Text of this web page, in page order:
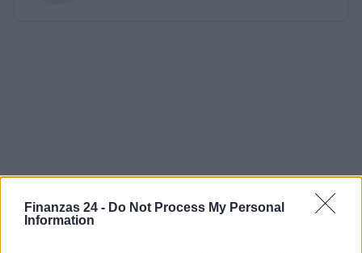
Finanzas 24 - Do Not Process My Personal
Information